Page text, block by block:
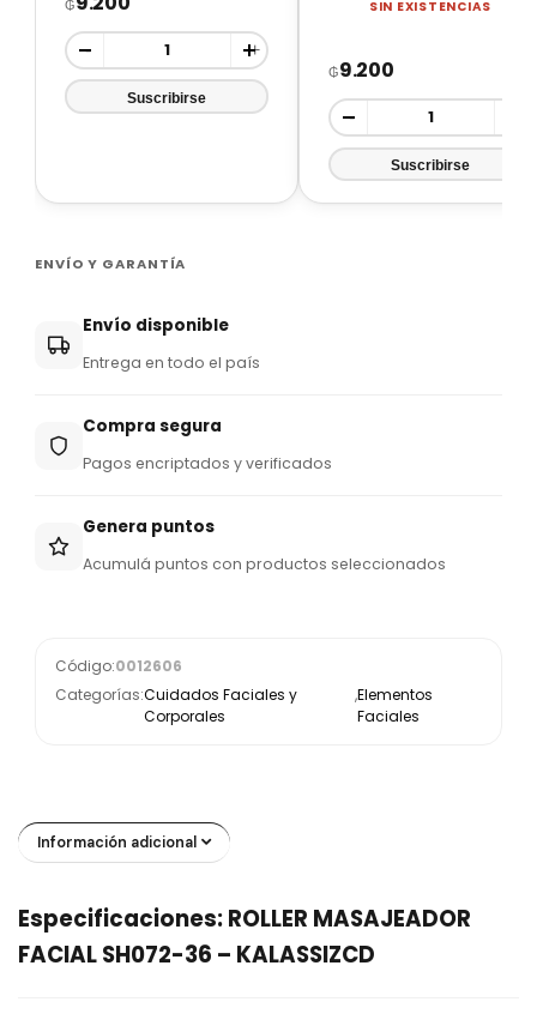
₲
- +
SIN EXISTENCIAS
₲9.200
-
ENVÍO Y GARANTÍA
Envío disponible
Entrega en todo el país
Compra segura
Pagos encriptados y verificados
Genera puntos
Acumulá puntos con productos seleccionados
Código:0012606
Categorías:Cuidados Faciales y
Corporales
,Elementos
Faciales
Información adicional
Especificaciones: ROLLER MASAJEADOR
FACIAL SH072-36 – KALASSIZCD